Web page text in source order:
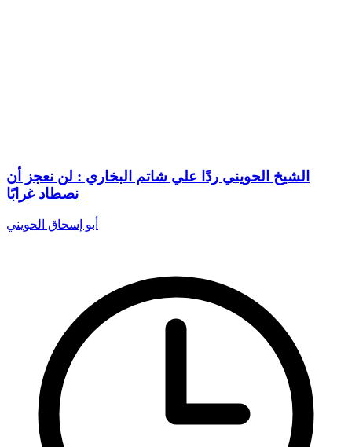
الشيخ الحويني ردًا علي شاتم البخاري : لن نعجز أن
نصطاد غرابًا
أبو إسحاق الحويني